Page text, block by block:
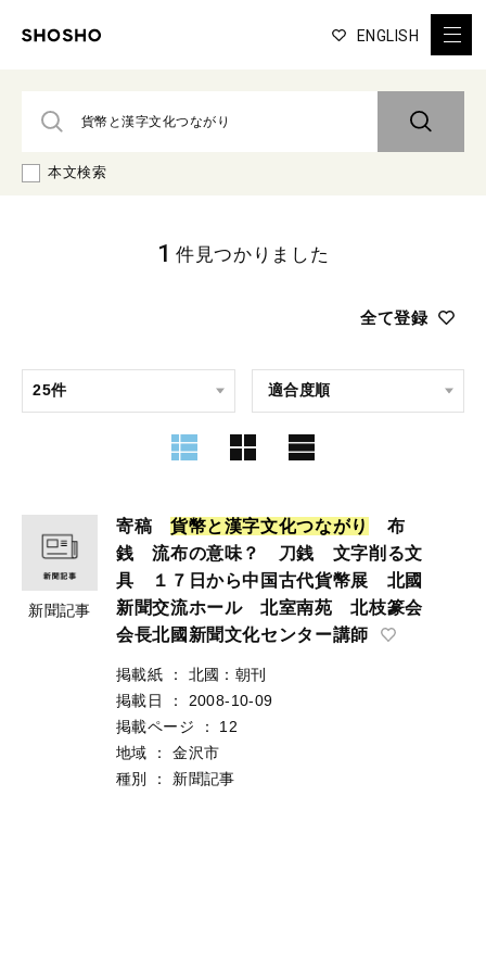
ENGLISH
本文検索
全て登録
1 件見つかりました
新聞記事
寄稿 貨幣と漢字文化つながり
布
銭 流布の意味？ 刀銭 文字削る文
具 １７日から中国古代貨幣展 北國
新聞交流ホール 北室南苑 北枝篆会
会長北國新聞文化センター講師
掲載紙 ：
北國：朝刊
掲載日
：
2008-10-09
掲載ページ
：
12
地域
：
金沢市
種別
： 新聞記事